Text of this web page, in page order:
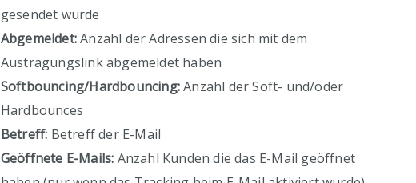
gesendet wurde
Abgemeldet:Anzahl der Adressen die sich mit dem
Austragungslink abgemeldet haben
Softbouncing/Hardbouncing:Anzahl der Soft- und/oder
Hardbounces
Betreff: Betreff der E-Mail
Geöffnete E-Mails: Anzahl Kunden die das E-Mail geöffnet